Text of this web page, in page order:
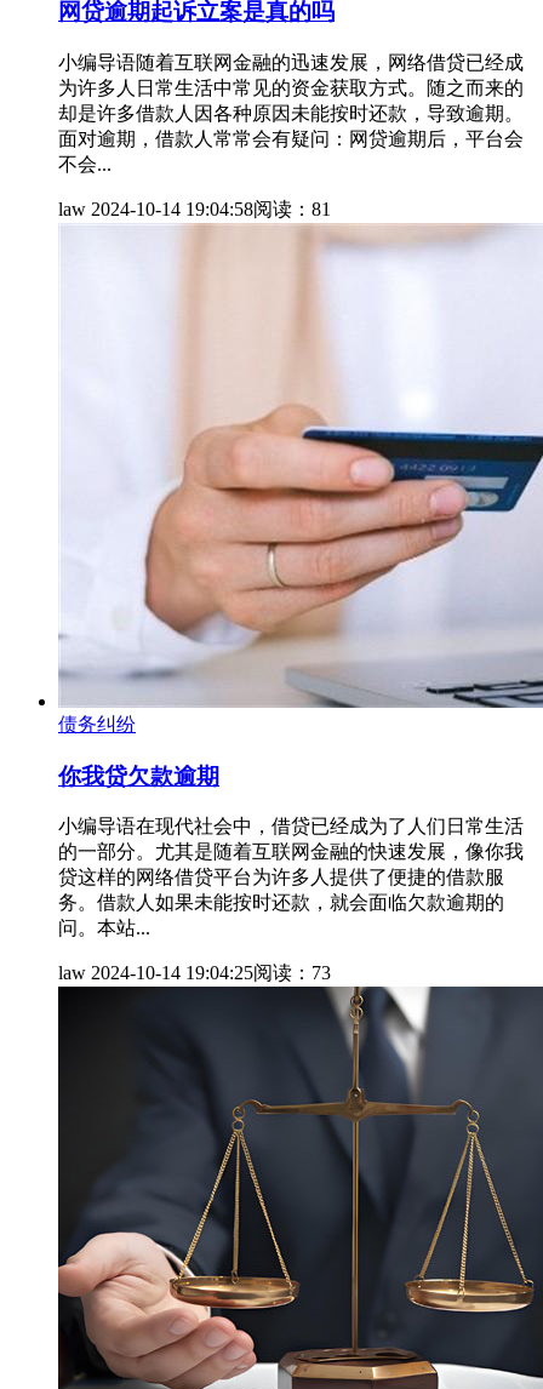
网贷逾期起诉立案是真的吗
小编导语随着互联网金融的迅速发展，网络借贷已经成
为许多人日常生活中常见的资金获取方式。随之而来的
却是许多借款人因各种原因未能按时还款，导致逾期。
面对逾期，借款人常常会有疑问：网贷逾期后，平台会
不会...
law 2024-10-14 19:04:58阅读：81
债务纠纷
你我贷欠款逾期
小编导语在现代社会中，借贷已经成为了人们日常生活
的一部分。尤其是随着互联网金融的快速发展，像你我
贷这样的网络借贷平台为许多人提供了便捷的借款服
务。借款人如果未能按时还款，就会面临欠款逾期的
问。本站...
law 2024-10-14 19:04:25阅读：73